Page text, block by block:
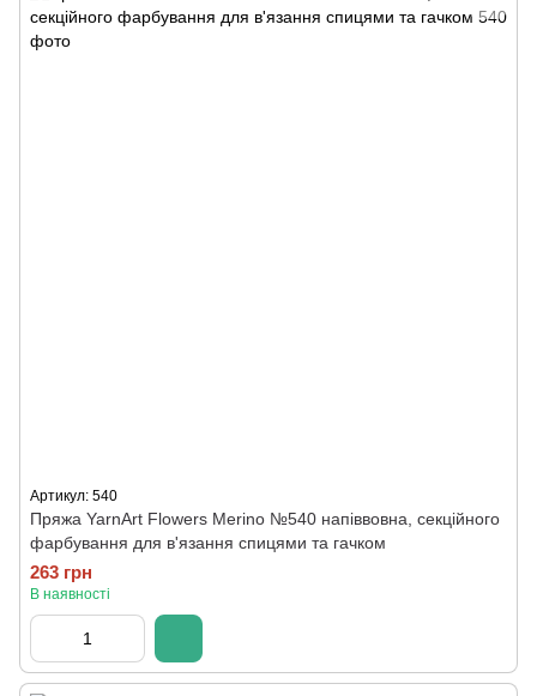
Артикул: 540
Пряжа YarnArt Flowers Merino №540 напіввовна, секційного
фарбування для в'язання спицями та гачком
263 грн
В наявності